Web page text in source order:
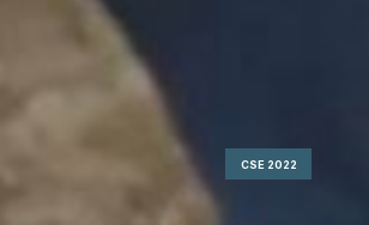
CSE 2022